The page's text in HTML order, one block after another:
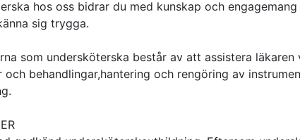
hos oss bidrar du med kunskap och
sig trygga.
som undersköterska består av att assistera läkaren
och behandlingar,hantering och rengöring av